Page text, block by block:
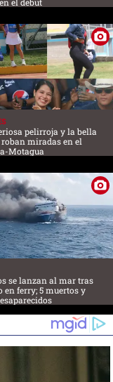
pelirroja y la bella
miradas en el
Motagua
se lanzan al mar tras
en ferry; 5 muertos y